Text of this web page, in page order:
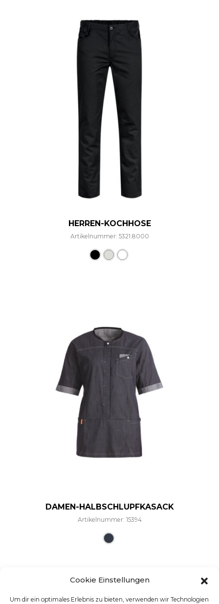
Cookie Einstellungen
Um dir ein optimales Erlebnis zu bieten, verwenden wir Technologien
HERREN-KOCHHOSE
Artikelnummer: 5321.8000
DAMEN-HALBSCHLUPFKASACK
Artikelnummer: 15394